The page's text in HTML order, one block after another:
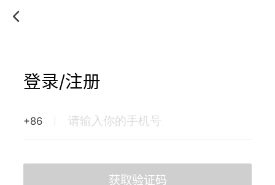
登录/注册
+86
获取验证码